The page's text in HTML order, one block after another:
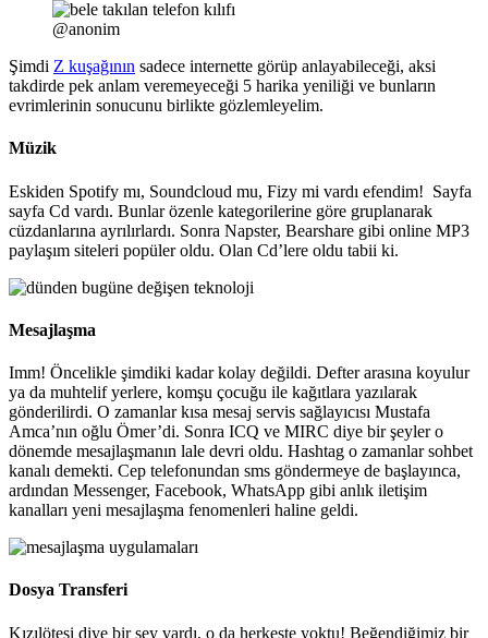
@anonim
Şimdi Z kuşağının sadece internette görüp anlayabileceği, aksi
takdirde pek anlam veremeyeceği 5 harika yeniliği ve bunların
evrimlerinin sonucunu birlikte gözlemleyelim.
Müzik
Eskiden Spotify mı, Soundcloud mu, Fizy mi vardı efendim! Sayfa
sayfa Cd vardı. Bunlar özenle kategorilerine göre gruplanarak
cüzdanlarına ayrılırlardı. Sonra Napster, Bearshare gibi online MP3
paylaşım siteleri popüler oldu. Olan Cd’lere oldu tabii ki.
Mesajlaşma
Imm! Öncelikle şimdiki kadar kolay değildi. Defter arasına koyulur
ya da muhtelif yerlere, komşu çocuğu ile kağıtlara yazılarak
gönderilirdi. O zamanlar kısa mesaj servis sağlayıcısı Mustafa
Amca’nın oğlu Ömer’di. Sonra ICQ ve MIRC diye bir şeyler o
dönemde mesajlaşmanın lale devri oldu. Hashtag o zamanlar sohbet
kanalı demekti. Cep telefonundan sms göndermeye de başlayınca,
ardından Messenger, Facebook, WhatsApp gibi anlık iletişim
kanalları yeni mesajlaşma fenomenleri haline geldi.
Dosya Transferi
Kızılötesi diye bir şey vardı, o da herkeste yoktu! Beğendiğimiz bir